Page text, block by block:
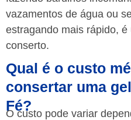
vazamentos de água ou
estragando mais rápido,
conserto.
Qual é o custo
consertar uma
Fé?
O custo pode variar